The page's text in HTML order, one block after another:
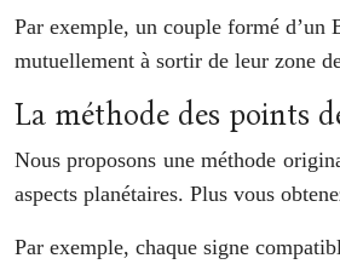
Par exemple, un couple formé
mutuellement à sortir de leur zone
La méthode des points
Nous proposons une méthode
aspects planétaires. Plus vous
Par exemple, chaque signe